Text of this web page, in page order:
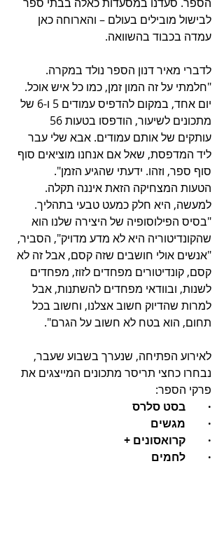
לבישול מובילים בעולם – והארוחה כאן
עמדה בכבוד בהשוואה.
לדברי מאיר דנון הספר נולד במקרה.
"חלמתי על זה המון זמן, כמו כל איש אוכל.
יום אחד, במקום להדפיס עמודים 5 ו-6 של
עותקים של אותם עמודים. אבא שלי עבר
ליד המדפסת, שאל אם אנחנו מוציאים סוף
סוף ספר, וזהו. ידעתי שהגיע הזמן".
הטעות המצחיקה הזאת איננה תקלה.
למעשה, היא חלק כמעט טבעי בתהליך.
"בסיס הפילוסופיה של היצירה שלנו הוא
שהקונדיטוריה היא לא מדע מדויק", הסביר,
"אנשים אולי חושבים שזה קסם, אבל זה לא
קסם, קונדיטורים מפחדים לזוז, מפחדים
לשנות, ובוודאי מפחדים להשתנות, אבל
למרות שהדיוק חשוב אצלנו, וחשוב בכל
תחום, הוא בטח לא חשוב על הגרם".
לאירוע הפתיחה, שנערך בשבוע שעבר,
נבחרו כחצי תריסר מתכונים המייצגים את
פרקי הספר:
·        בסט סלרס
·        מגשים
·        קרואסונים +
·        לחמים